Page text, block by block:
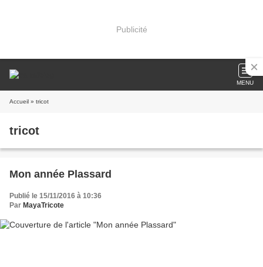
Publicité
MENU
Accueil » tricot
tricot
Mon année Plassard
Publié le 15/11/2016 à 10:36
Par MayaTricote